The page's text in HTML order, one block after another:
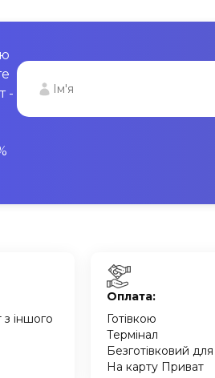
-
іншого
Оплата:
Готівкою
Термінал
Безготівковий
На карту Приват